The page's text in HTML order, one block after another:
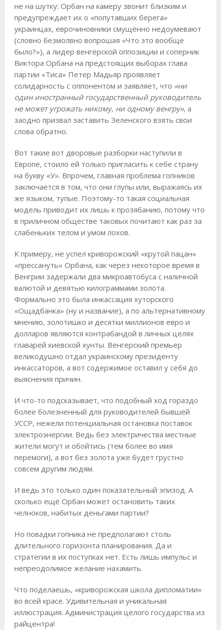
не на шутку: Орбан на камеру звонит близким и
предупреждает их о «попутавших берега»
украинцах, еврочиновники смущённо недоумевают
(словно безмолвно вопрошая «Что это вообще
было?»), а лидер венгерской оппозиции и соперник
Виктора Орбана на предстоящих выборах глава
партии «Тиса» Петер Мадьяр проявляет
солидарность с оппонентом и заявляет, что «ни
один иностранный государственный руководитель
не может угрожать никому, ни одному венгру», а
заодно призвал заставить Зеленского взять свои
слова обратно.
Вот такие вот дворовые разборки наступили в
Европе, стоило ей только пригласить к себе страну
на букву «У». Впрочем, главная проблема гопников
заключается в том, что они глупы или, выражаясь их
же языком, тупые. Поэтому-то такая социальная
модель приводит их лишь к прозябанию, потому что
в приличном обществе таковых почитают как раз за
слабеньких телом и умом лохов.
К примеру, не успел криворожский «крутой пацан»
«прессануть» Орбана, как через некоторое время в
Венгрии задержали два микроавтобуса с наличной
валютой и девятью килограммами золота.
Формально это была инкассация хуторского
«Ощадбанка» (ну и название), а по альтернативному
мнению, золотишко и десятки миллионов евро и
долларов являются контрабандой в личных целях
главарей киевской хунты. Венгерский премьер
великодушно отдал украинскому президенту
инкассаторов, а вот содержимое оставил у себя до
выяснения причин.
И что-то подсказывает, что подобный ход гораздо
более болезненный для руководителей бывшей
УССР, нежели потенциальная остановка поставок
электроэнергии. Ведь без электричества местные
жители могут и обойтись (тем более во имя
перемоги), а вот без золота уже будет грустно
совсем другим людям.
И ведь это только один показательный эпизод. А
сколько ещё Орбан может остановить таких
челноков, набитых деньгами партии?
Но повадки гопника не предполагают столь
длительного горизонта планирования. Да и
стратегии в их поступках нет. Есть лишь импульс и
непреодолимое желание нахамить.
Что поделаешь, «криворожская школа дипломатии»
во всей красе. Удивительная и уникальная
иллюстрация. Администрация целого государства из
райцентра!